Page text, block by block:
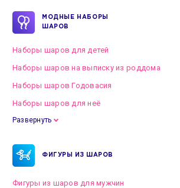
МОДНЫЕ НАБОРЫ
ШАРОВ
Наборы шаров для детей
Наборы шаров на выписку из роддома
Наборы шаров Годовасия
Наборы шаров для неё
Развернуть
ФИГУРЫ ИЗ ШАРОВ
Фигуры из шаров для мужчин